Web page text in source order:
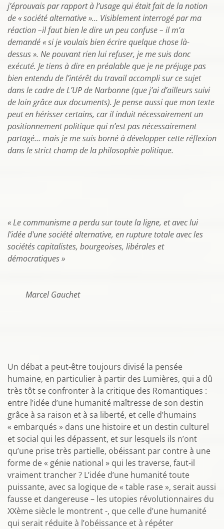
j’éprouvais par rapport à l’usage qui était fait de la notion
de « société alternative »… Visiblement interrogé par ma
réaction –il faut bien le dire un peu confuse – il m’a
demandé « si je voulais bien écrire quelque chose là-
dessus ». Ne pouvant rien lui refuser, je me suis donc
exécuté. Je tiens à dire en préalable que je ne préjuge pas
bien entendu de l’intérêt du travail accompli sur ce sujet
dans le cadre de L’UP de Narbonne (que j’ai d’ailleurs suivi
de loin grâce aux documents). Je pense aussi que mon texte
peut en hérisser certains, car il induit nécessairement un
positionnement politique qui n’est pas nécessairement
partagé… mais je me suis borné à développer cette réflexion
dans le strict champ de la philosophie politique.
«Le communisme a perdu sur toute la ligne, et avec lui
l'idée d'une société alternative, en rupture totale avec les
sociétés capitalistes, bourgeoises, libérales et
démocratiques »
Marcel Gauchet
Un débat a peut-être toujours divisé la pensée
humaine, en particulier à partir des Lumières, qui a dû
très tôt se confronter à la critique des Romantiques :
entre l’idée d’une humanité maîtresse de son destin
grâce à sa raison et à sa liberté, et celle d’humains
« embarqués » dans une histoire et un destin culturel
et social qui les dépassent, et sur lesquels ils n’ont
qu’une prise très partielle, obéissant par contre à une
forme de « génie national » qui les traverse, faut-il
vraiment trancher ? L’idée d’une humanité toute
puissante, avec sa logique de « table rase », serait aussi
fausse et dangereuse – les utopies révolutionnaires du
XXème siècle le montrent -, que celle d’une humanité
qui serait réduite à l’obéissance et à répéter